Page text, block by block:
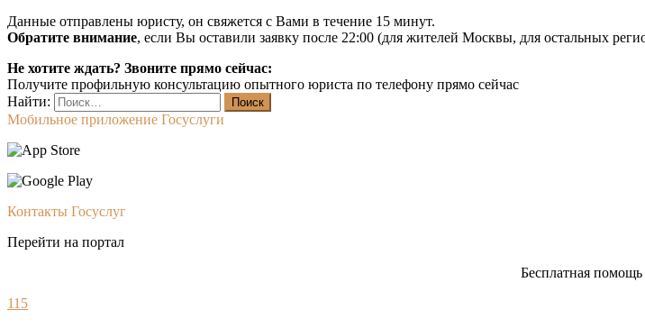
Данные отправлены юристу, он свяжется с Вами в течение 15 минут.
Обратите внимание, если Вы оставили заявку после 22:00 (для жителей Москвы, для остальных
Не хотите ждать? Звоните прямо сейчас:
Получите профильную консультацию опытного юриста по телефону прямо сейчас
Найти:
Мобильное приложение Госуслуги
Контакты Госуслуг
Перейти на портал
Бесплатная
115